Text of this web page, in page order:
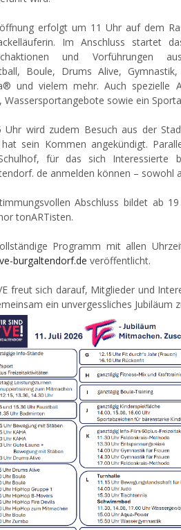
erfolgt um 11 Uhr auf dem
Im Anschluss startet
und Vorführungen
Boule, Drums Alive,
und vielem mehr. Auch spezielle
Wassersportangebote sowie ein
Uhr wird zudem Besuch aus der
sein Kommen angekündigt.
für das sich Interessierte
de anmelden können – sowohl
Abschluss bildet ab
tonARTisten.
Programm mit allen
burgaltendorf.de veröffentlicht.
freut sich darauf, Mitglieder und
ein unvergessliches Jubiläum